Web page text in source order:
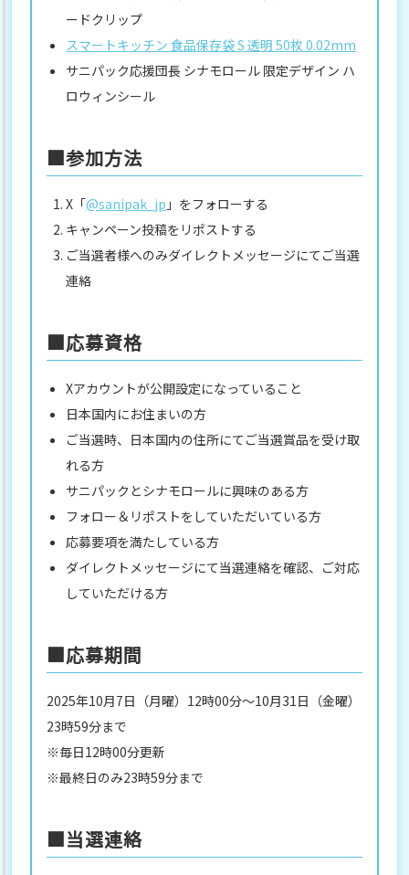
ードクリップ
スマートキッチン 食品保存袋 S 透明 50枚 0.02mm
サニパック応援団長 シナモロール 限定デザイン ハ
ロウィンシール
■参加方法
X「@sanipak_jp 」をフォローする
キャンペーン投稿をリポストする
ご当選者様へのみダイレクトメッセージにてご当選
連絡
■応募資格
Xアカウントが公開設定になっていること
日本国内にお住まいの方
ご当選時、日本国内の住所にてご当選賞品を受け取
れる方
サニパックとシナモロールに興味のある方
フォロー＆リポストをしていただいている方
応募要項を満たしている方
ダイレクトメッセージにて当選連絡を確認、ご対応
していただける方
■応募期間
2025年10月7日（月曜）12時00分～10月31日（金曜）
23時59分まで
※毎日12時00分更新
※最終日のみ23時59分まで
■当選連絡